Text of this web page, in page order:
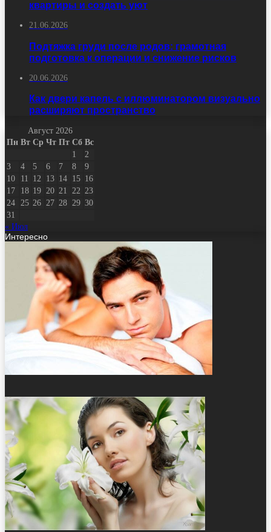
квартиры и создать уют
21.06.2026
Подтяжка груди после родов: грамотная
подготовка к операции и снижение рисков
20.06.2026
Как двери капель с иллюминатором визуально
расширяют пространство
Август 2026
Пн Вт Ср Чт Пт Сб Вс
1
2
3
4 5 6 7 8
9
10
11 12 13 14 15 16
17
18 19 20 21 22 23
24
25 26 27 28 29 30
31
« Июл
Интересно